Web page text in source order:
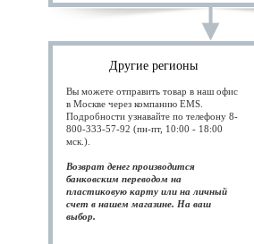
Другие регионы
Вы можете отправить товар в наш офис
в Москве через компанию EMS.
Подробности узнавайте по телефону 8-
800-333-57-92 (пн-пт, 10:00 - 18:00
мск.).
Возврат денег производится
банковским переводом на
пластиковую карту или на личный
счет в нашем магазине. На ваш
выбор.